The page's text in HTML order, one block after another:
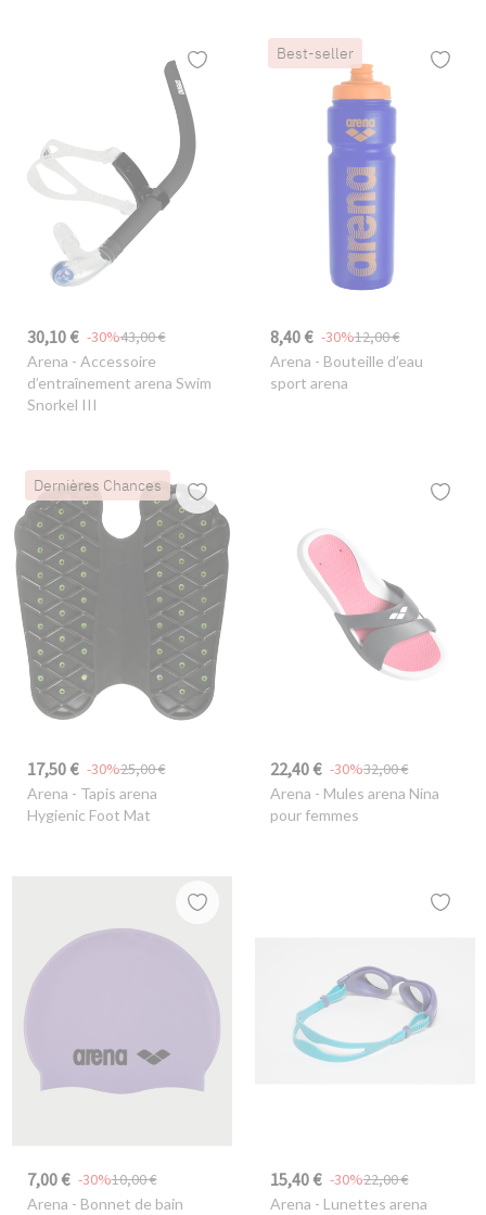
30,10 € 43,00 €
-30%
Arena - Accessoire
d’entraînement arena Swim
Snorkel III
Best-seller
8,40 € 12,00 €
-30%
Arena - Bouteille d’eau
sport arena
Dernières Chances
17,50 € 25,00 €
-30%
Arena - Tapis arena
Hygienic Foot Mat
22,40 € 32,00 €
-30%
Arena - Mules arena Nina
pour femmes
7,00 € 10,00 €
-30%
Arena - Bonnet de bain
15,40 € 22,00 €
-30%
Arena - Lunettes arena